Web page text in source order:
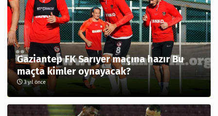
Gaziantep FK Sarıyer maçına hazır Bu
maçta kimler oynayacak?
3 yıl önce